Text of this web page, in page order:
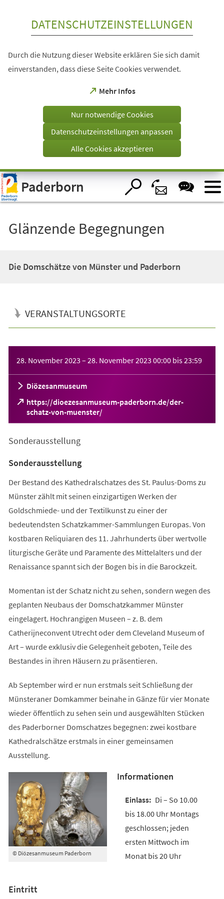
Visuelle
Assistenzsoftware
öffnen.
DATENSCHUTZEINSTELLUNGEN
Durch die Nutzung dieser Website erklären Sie sich damit
einverstanden, dass diese Seite Cookies verwendet.
Mehr Infos
(Öffnet
einem
Tab)
Nur notwendige Cookies
Datenschutzeinstellungen anpassen
Alle Cookies akzeptieren
Paderborn
Glänzende Begegnungen
Die Domschätze von Münster und Paderborn
VERANSTALTUNGSORTE
28. November 2023 – 28. November 2023 00:00 bis23:59
Diözesanmuseum
https://dioezesanmuseum-paderborn.de/der-
schatz-von-muenster/
(Öffnet
in
neuen
Sonderausstellung
Sonderausstellung
Der Bestand des Kathedralschatzes des St. Paulus-Doms zu
Münster zählt mit seinen einzigartigen Werken der
Goldschmiede- und der Textilkunst zu einer der
bedeutendsten Schatzkammer-Sammlungen Europas. Von
kostbaren Reliquiaren des 11. Jahrhunderts über wertvolle
liturgische Geräte und Paramente des Mittelalters und der
Renaissance spannt sich der Bogen bis in die Barockzeit.
Momentan ist der Schatz nicht zu sehen, sondern wegen des
geplanten Neubaus der Domschatzkammer Münster
eingelagert. Hochrangigen Museen – z. B. dem
Catherijneconvent Utrecht oder dem Cleveland Museum of
Art – wurde exklusiv die Gelegenheit geboten, Teile des
Bestandes in ihren Häusern zu präsentieren.
Ab September wird er nun erstmals seit Schließung der
Münsteraner Domkammer beinahe in Gänze für vier Monate
wieder öffentlich zu sehen sein und ausgewählten Stücken
des Paderborner Domschatzes begegnen: zwei kostbare
Kathedralschätze erstmals in einer gemeinsamen
Ausstellung.
© Diözesanmuseum Paderborn
Informationen
Di – So 10.00
bis 18.00 Uhr Montags
geschlossen; jeden
ersten Mittwoch im
Monat bis 20 Uhr
Eintritt